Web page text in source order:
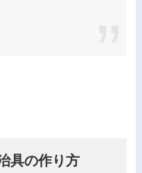
具の作り方